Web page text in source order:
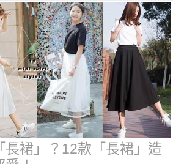
長裙」？12款「長裙」造